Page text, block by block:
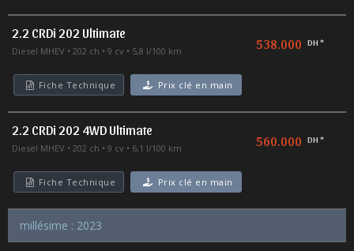
2.2 CRDi 202 Ultimate
Diesel MHEV 202 ch 9 cv 5,8 l/100 km 538.000 DH *
Fiche Technique Prix clé en main
2.2 CRDi 202 4WD Ultimate
Diesel MHEV 202 ch 9 cv 6,1 l/100 km 560.000 DH *
Fiche Technique Prix clé en main
millésime : 2023